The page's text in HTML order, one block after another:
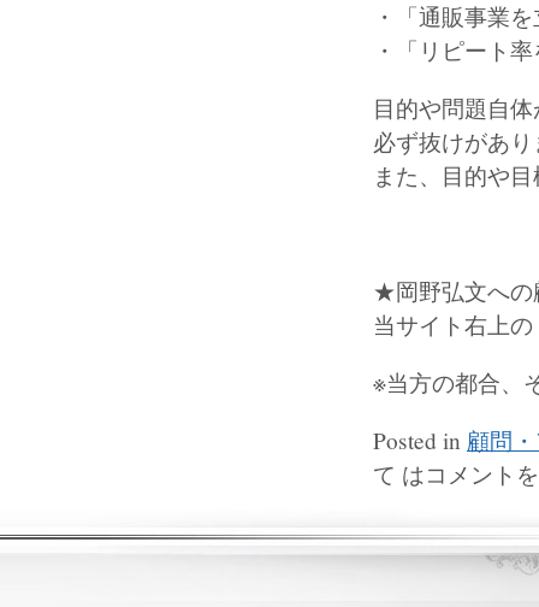
・「通販事業
・「リピート
目的や問題自
必ず抜けがあ
また、目的や
★岡野弘文への
当サイト右上
※当方の都合、
Posted in 顧問
て はコメント